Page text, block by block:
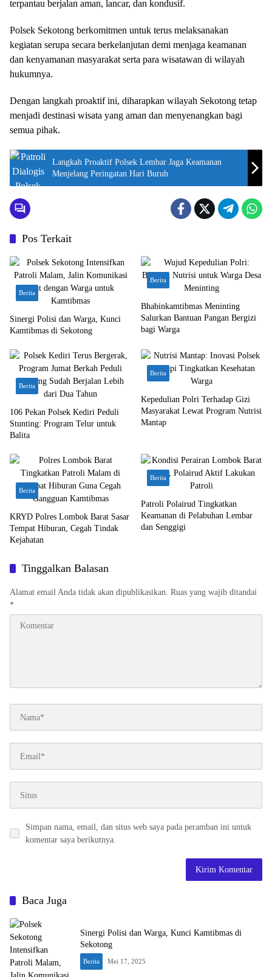
terpantau berjalan aman, lancar, dan kondusif.
Polsek Sekotong berkomitmen untuk terus melaksanakan
kegiatan serupa secara berkelanjutan demi menjaga keamanan
dan kenyamanan masyarakat serta para wisatawan di wilayah
hukumnya.
Dengan langkah proaktif ini, diharapkan wilayah Sekotong tetap
menjadi destinasi wisata yang aman dan menyenangkan bagi
semua pihak.
Langkah Proaktif Polsek Lembar Jaga Keamanan
Menjelang Peringatan Hari Buruh
Pos Terkait
Berita
Sinergi Polisi dan Warga, Kunci
Kamtibmas di Sekotong
Berita
Bhabinkamtibmas Meninting
Salurkan Bantuan Pangan Bergizi
bagi Warga
Berita
106 Pekan Polsek Kediri Peduli
Stunting: Program Telur untuk
Balita
Berita
Kepedulian Polri Terhadap Gizi
Masyarakat Lewat Program Nutrisi
Mantap
Berita
KRYD Polres Lombok Barat Sasar
Tempat Hiburan, Cegah Tindak
Kejahatan
Berita
Patroli Polairud Tingkatkan
Keamanan di Pelabuhan Lembar
dan Senggigi
Tinggalkan Balasan
Alamat email Anda tidak akan dipublikasikan. Ruas yang wajib ditandai
*
Simpan nama, email, dan situs web saya pada peramban ini untuk
komentar saya berikutnya.
Baca Juga
Sinergi Polisi dan Warga, Kunci Kamtibmas di
Sekotong
Berita Mei 17, 2025